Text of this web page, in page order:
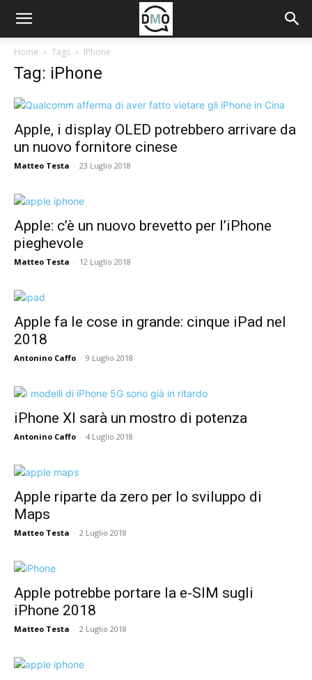
Home Tags IPhone
Tag: iPhone
Apple, i display OLED potrebbero arrivare da
un nuovo fornitore cinese
Matteo Testa - 23 Luglio 2018
Apple: c’è un nuovo brevetto per l’iPhone
pieghevole
Matteo Testa - 12 Luglio 2018
Apple fa le cose in grande: cinque iPad nel
2018
Antonino Caffo - 9 Luglio 2018
iPhone XI sarà un mostro di potenza
Antonino Caffo - 4 Luglio 2018
Apple riparte da zero per lo sviluppo di
Maps
Matteo Testa - 2 Luglio 2018
Apple potrebbe portare la e-SIM sugli
iPhone 2018
Matteo Testa - 2 Luglio 2018